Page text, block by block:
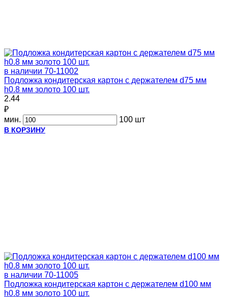
в наличии 70-11002
Подложка кондитерская картон с держателем d75 мм
h0.8 мм золото 100 шт.
2.44
₽
мин.
100 шт
В КОРЗИНУ
в наличии 70-11005
Подложка кондитерская картон с держателем d100 мм
h0.8 мм золото 100 шт.